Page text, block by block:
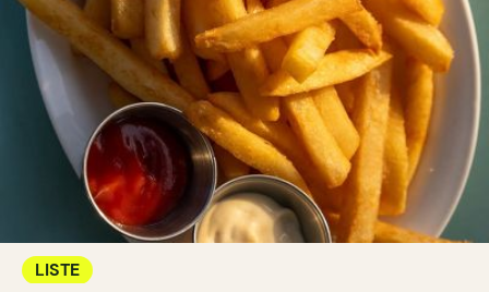
LISTE